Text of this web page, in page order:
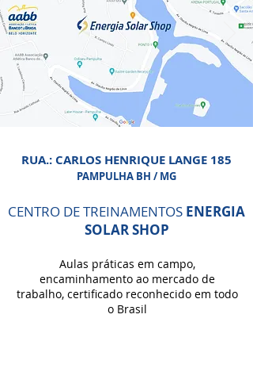
RUA.: CARLOS HENRIQUE LANGE 185
PAMPULHA BH / MG
CENTRO DE TREINAMENTOS ENERGIA
SOLAR SHOP
Aulas práticas em campo,
encaminhamento ao mercado de
trabalho, certificado reconhecido em todo
o Brasil